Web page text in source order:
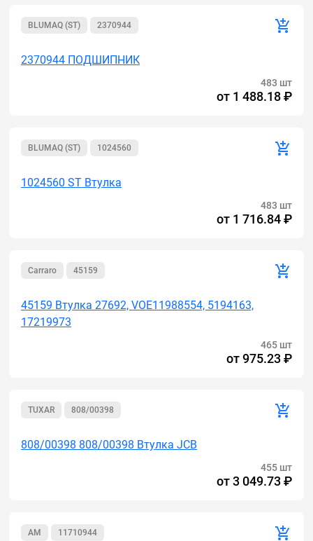
BLUMAQ (ST) 2370944
2370944 ПОДШИПНИК
483 шт
от 1 488.18 ₽
BLUMAQ (ST) 1024560
1024560 ST Втулка
483 шт
от 1 716.84 ₽
Carraro 45159
45159 Втулка 27692, VOE11988554, 5194163,
17219973
465 шт
от975.23 ₽
TUXAR 808/00398
808/00398 808/00398 Втулка JCB
455 шт
от3 049.73 ₽
AM 11710944